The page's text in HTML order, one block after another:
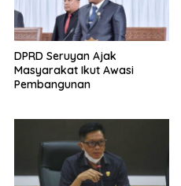
DPRD Seruyan Ajak
Masyarakat Ikut Awasi
Pembangunan